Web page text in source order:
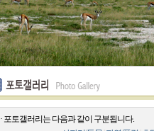
· 포토갤러리는 다음과 같이 구분됩니다.